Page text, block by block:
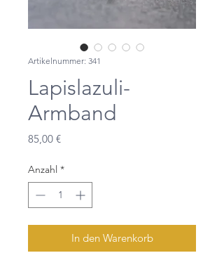
Artikelnummer: 341
Lapislazuli-
Armband
85,00 €Preis
Anzahl *
In den Warenkorb